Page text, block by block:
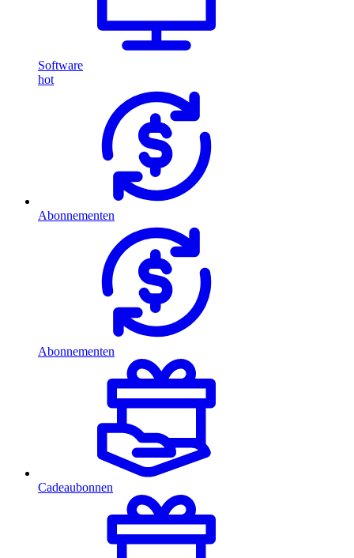
Software
hot
Abonnementen
Abonnementen
Cadeaubonnen